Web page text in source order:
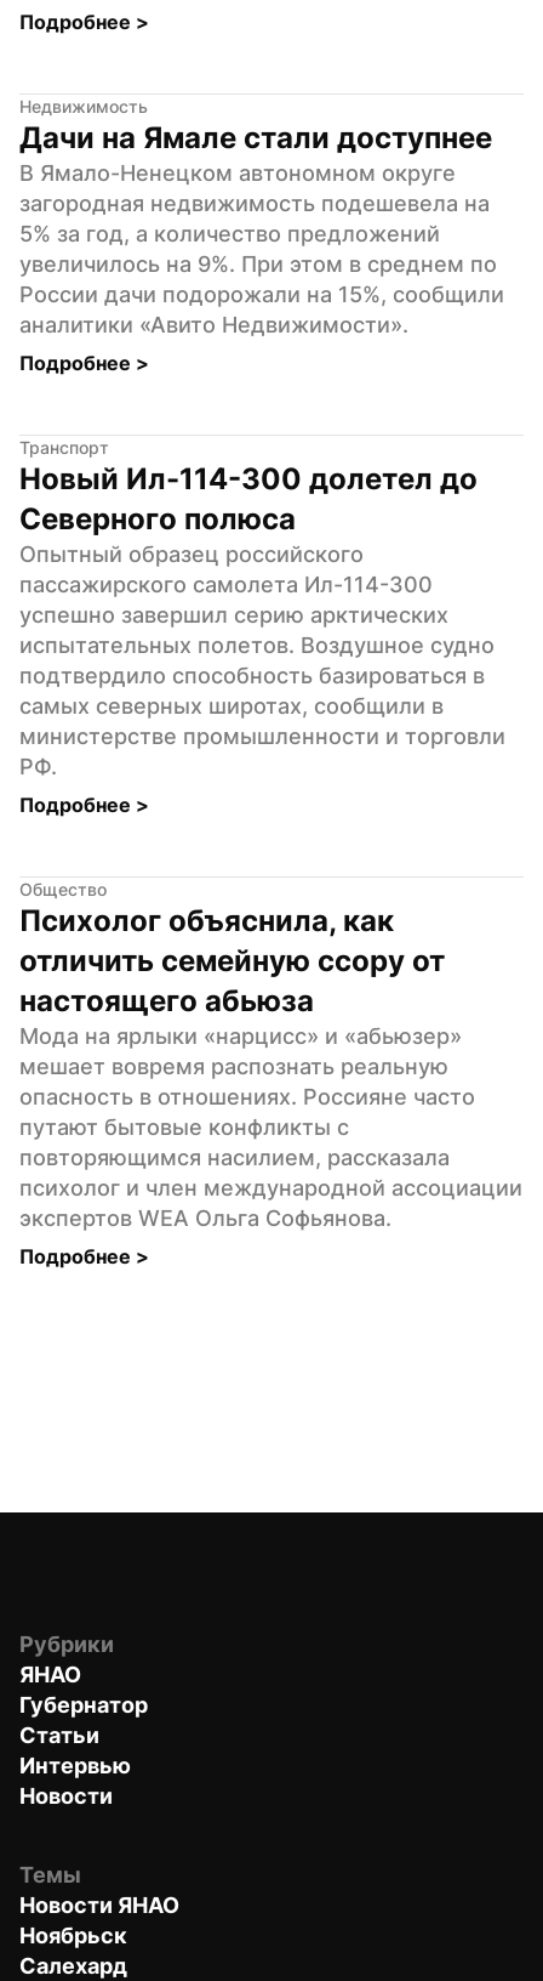
Подробнее >
Недвижимость
Дачи на Ямале стали доступнее
В Ямало-Ненецком автономном округе
загородная недвижимость подешевела на
5% за год, а количество предложений
увеличилось на 9%. При этом в среднем по
России дачи подорожали на 15%, сообщили
аналитики «Авито Недвижимости».
Подробнее >
Транспорт
Новый Ил-114-300 долетел до
Северного полюса
Опытный образец российского
пассажирского самолета Ил-114-300
успешно завершил серию арктических
испытательных полетов. Воздушное судно
подтвердило способность базироваться в
самых северных широтах, сообщили в
министерстве промышленности и торговли
РФ.
Подробнее >
Общество
Психолог объяснила, как
отличить семейную ссору от
настоящего абьюза
Мода на ярлыки «нарцисс» и «абьюзер»
мешает вовремя распознать реальную
опасность в отношениях. Россияне часто
путают бытовые конфликты с
повторяющимся насилием, рассказала
психолог и член международной ассоциации
экспертов WEA Ольга Софьянова.
Подробнее >
Рубрики
ЯНАО
Губернатор
Статьи
Интервью
Новости
Темы
Новости ЯНАО
Ноябрьск
Салехард